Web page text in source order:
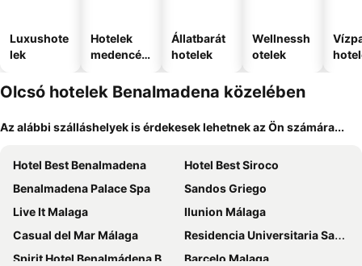
Luxushote
lek
Hotelek
medencév
Állatbarát
hotelek
Wellnessh
otelek
Olcsó hotelek Benalmadena közelében
Az alábbi szálláshelyek is érdekesek lehetnek az Ön számára...
Hotel Best Benalmadena
Hotel Best Siroco
Benalmadena Palace Spa
Sandos Griego
Live It Malaga
Ilunion Málaga
Casual del Mar Málaga
Residencia Universitaria San José
Spirit Hotel Benalmádena Beach
Barcelo Malaga